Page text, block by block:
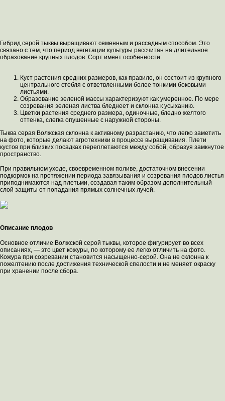
Гибрид серой тыквы выращивают семенным и рассадным способом. Это
связано с тем, что период вегетации культуры рассчитан на длительное
образование крупных плодов. Сорт имеет особенности:
Куст растения средних размеров, как правило, он состоит из крупного
центрального стебля с ответвленными более тонкими боковыми
листьями.
Образование зеленой массы характеризуют как умеренное. По мере
созревания зеленая листва бледнеет и склонна к усыханию.
Цветки растения среднего размера, одиночные, бледно желтого
оттенка, слегка опушенные с наружной стороны.
Тыква серая Волжская склонна к активному разрастанию, что легко заметить
на фото, которые делают агротехники в процессе выращивания. Плети
кустов при близких посадках переплетаются между собой, образуя замкнутое
пространство.
При правильном уходе, своевременном поливе, достаточном внесении
подкормок на протяжении периода завязывания и созревания плодов листья
приподнимаются над плетьми, создавая таким образом дополнительный
слой защиты от попадания прямых солнечных лучей.
Описание плодов
Основное отличие Волжской серой тыквы, которое фигурирует во всех
описаниях, — это цвет кожуры, по которому ее легко отличить на фото.
Кожура при созревании становится насыщенно-серой. Она не склонна к
пожелтению после достижения технической спелости и не меняет окраску
при хранении после сбора.